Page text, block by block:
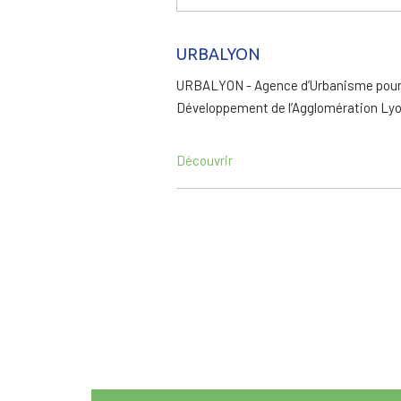
URBALYON
URBALYON - Agence d’Urbanisme
Développement de l’Agglomération
Découvrir